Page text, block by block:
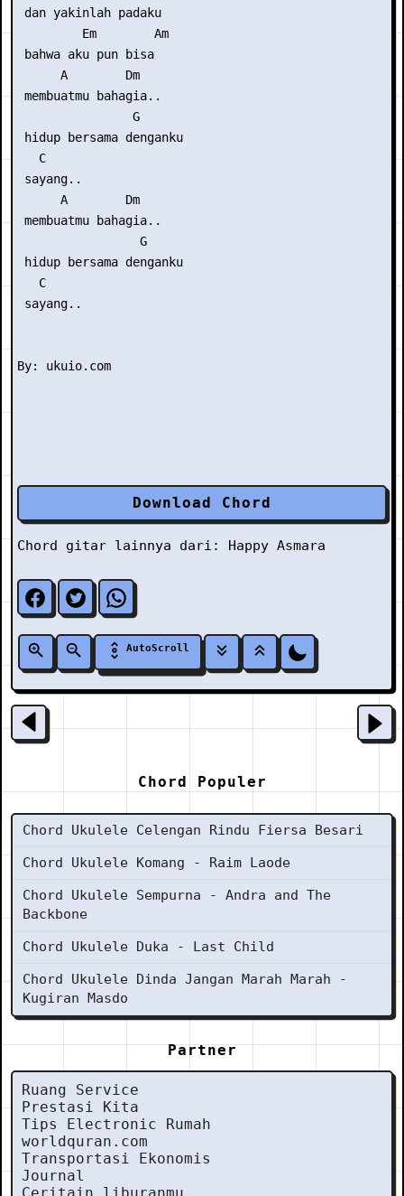
dan yakinlah padaku
         Em        Am
bahwa aku pun bisa
      A        Dm
membuatmu bahagia..
                G
hidup bersama denganku
   C
sayang..
      A        Dm
membuatmu bahagia..
                 G
hidup bersama denganku
   C
sayang..
Download Chord
Chord gitar lainnya dari: Happy Asmara
AutoScroll
Chord Populer
Chord Ukulele Celengan Rindu Fiersa Besari
Chord Ukulele Komang - Raim Laode
Chord Ukulele Sempurna - Andra and The
Backbone
Chord Ukulele Duka - Last Child
Chord Ukulele Dinda Jangan Marah Marah -
Kugiran Masdo
Partner
Ruang Service
Prestasi Kita
Tips Electronic Rumah
worldquran.com
Transportasi Ekonomis
Journal